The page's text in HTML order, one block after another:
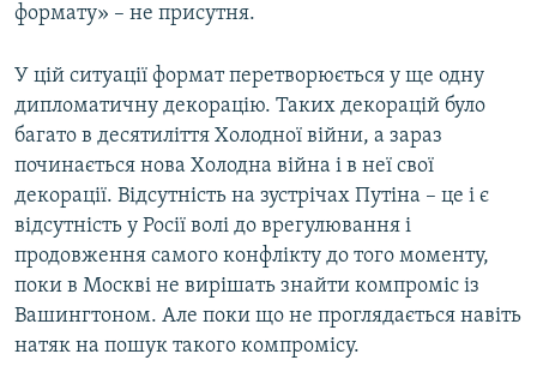
формату» – не присутня.
У цій ситуації формат перетворюється у ще одну
дипломатичну декорацію. Таких декорацій було
багато в десятиліття Холодної війни, а зараз
починається нова Холодна війна і в неї свої
декорації. Відсутність на зустрічах Путіна – це і є
відсутність у Росії волі до врегулювання і
продовження самого конфлікту до того моменту,
поки в Москві не вирішать знайти компроміс із
Вашингтоном. Але поки що не проглядається навіть
натяк на пошук такого компромісу.